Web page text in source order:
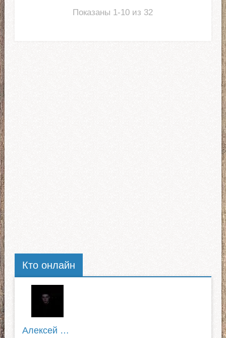
Показаны 1-10 из 32
Кто онлайн
Алексей Питерский